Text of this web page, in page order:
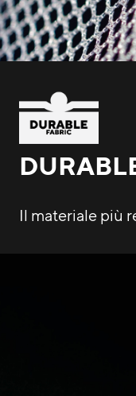
Il materiale più